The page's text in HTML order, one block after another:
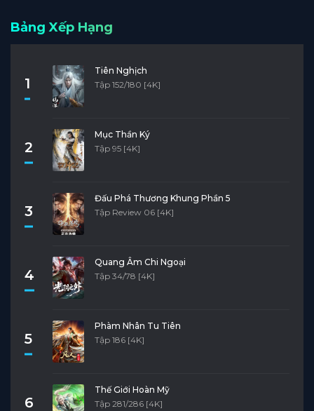
Bảng Xếp Hạng
1
Tiên Nghịch
Tập 152/180 [4K]
2
Mục Thần Ký
Tập 95 [4K]
3
Đấu Phá Thương Khung Phần 5
Tập Review 06 [4K]
4
Quang Âm Chi Ngoại
Tập 34/78 [4K]
5
Phàm Nhân Tu Tiên
Tập 186 [4K]
6
Thế Giới Hoàn Mỹ
Tập 281/286 [4K]